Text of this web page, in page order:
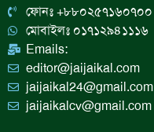
a
m
n
ফোনঃ +৮৮০২৫৭১৬০৭০০
মোবাইলঃ ০১৭১২৯৪১১১৬
Emails:
editor@jaijaikal.com
jaijaikal24@gmail.com
jaijaikalcv@gmail.com